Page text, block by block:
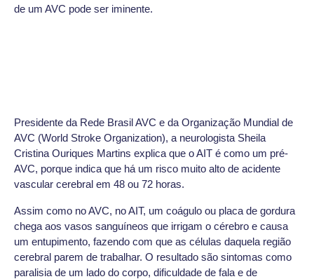
de um AVC pode ser iminente.
Presidente da Rede Brasil AVC e da Organização Mundial de
AVC (World Stroke Organization), a neurologista Sheila
Cristina Ouriques Martins explica que o AIT é como um pré-
AVC, porque indica que há um risco muito alto de acidente
vascular cerebral em 48 ou 72 horas.
Assim como no AVC, no AIT, um coágulo ou placa de gordura
chega aos vasos sanguíneos que irrigam o cérebro e causa
um entupimento, fazendo com que as células daquela região
cerebral parem de trabalhar. O resultado são sintomas como
paralisia de um lado do corpo, dificuldade de fala e de